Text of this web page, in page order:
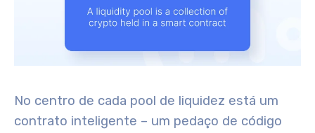
No centro de cada pool de liquidez está um
contrato inteligente – um pedaço de código